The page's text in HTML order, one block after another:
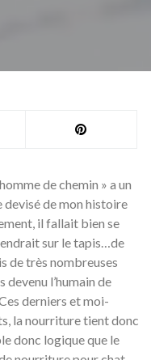
de chemin » a un
devisé de mon histoire
il fallait bien se
sur le tapis…de
de très nombreuses
devenu l’humain de
derniers et moi-
la nourriture tient donc
donc logique que le